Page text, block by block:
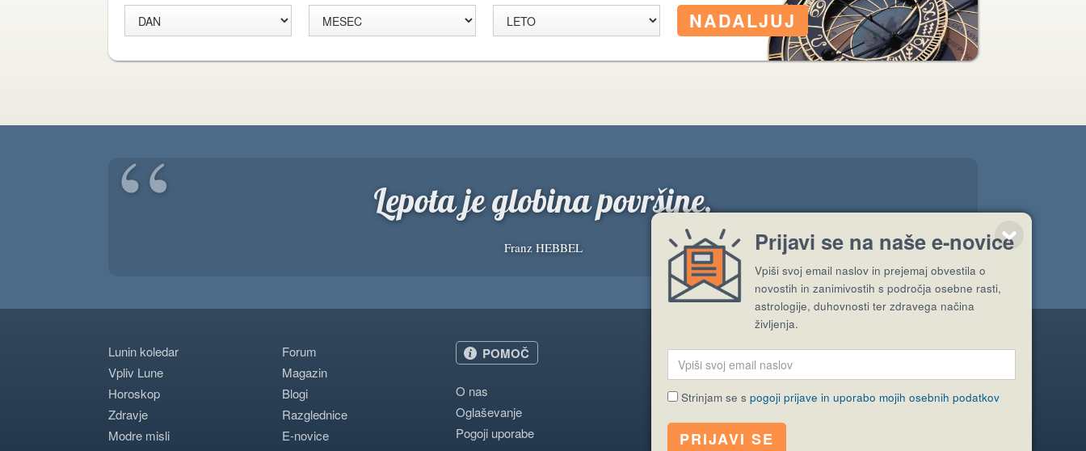
Lepota je globina površine.
Franz HEBBEL ”
“
Lunin koledar
Vpliv Lune
Horoskop
Zdravje
Modre misli
Forum
Magazin
Blogi
Razglednice
E-novice
POMOČ
O nas
Oglaševanje
Pogoji uporabe
Pošlji stran
Prijavi se na naše e-novice
Vpiši svoj email naslov in prejemaj obvestila o
novostih in zanimivostih s področja osebne rasti,
astrologije, duhovnosti ter zdravega načina
življenja.
Strinjam se spogoji prijave in uporabo mojih osebnih podatkov